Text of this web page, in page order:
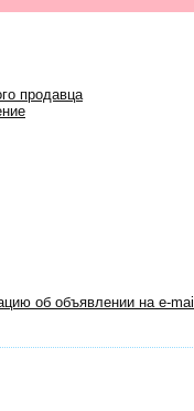
продавца
об объявлении на e-mail